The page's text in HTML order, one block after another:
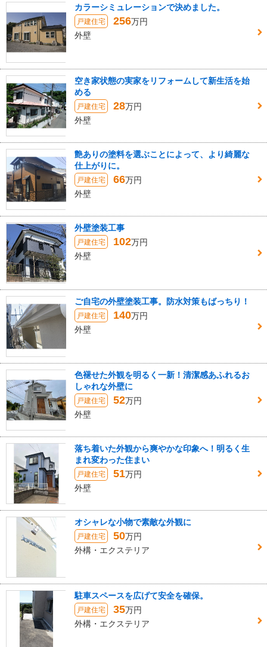
カラーシミュレーションで決めました。
戸建住宅 256万円
外壁
空き家状態の実家をリフォームして新生活を始
める
戸建住宅 28万円
外壁
艶ありの塗料を選ぶことによって、より綺麗な
仕上がりに。
戸建住宅 66万円
外壁
外壁塗装工事
戸建住宅 102万円
外壁
ご自宅の外壁塗装工事。防水対策もばっちり！
戸建住宅 140万円
外壁
色褪せた外観を明るく一新！清潔感あふれるお
しゃれな外壁に
戸建住宅 52万円
外壁
落ち着いた外観から爽やかな印象へ！明るく生
まれ変わった住まい
戸建住宅 51万円
外壁
オシャレな小物で素敵な外観に
戸建住宅 50万円
外構・エクステリア
駐車スペースを広げて安全を確保。
戸建住宅 35万円
外構・エクステリア